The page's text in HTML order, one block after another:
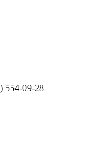
554-09-28